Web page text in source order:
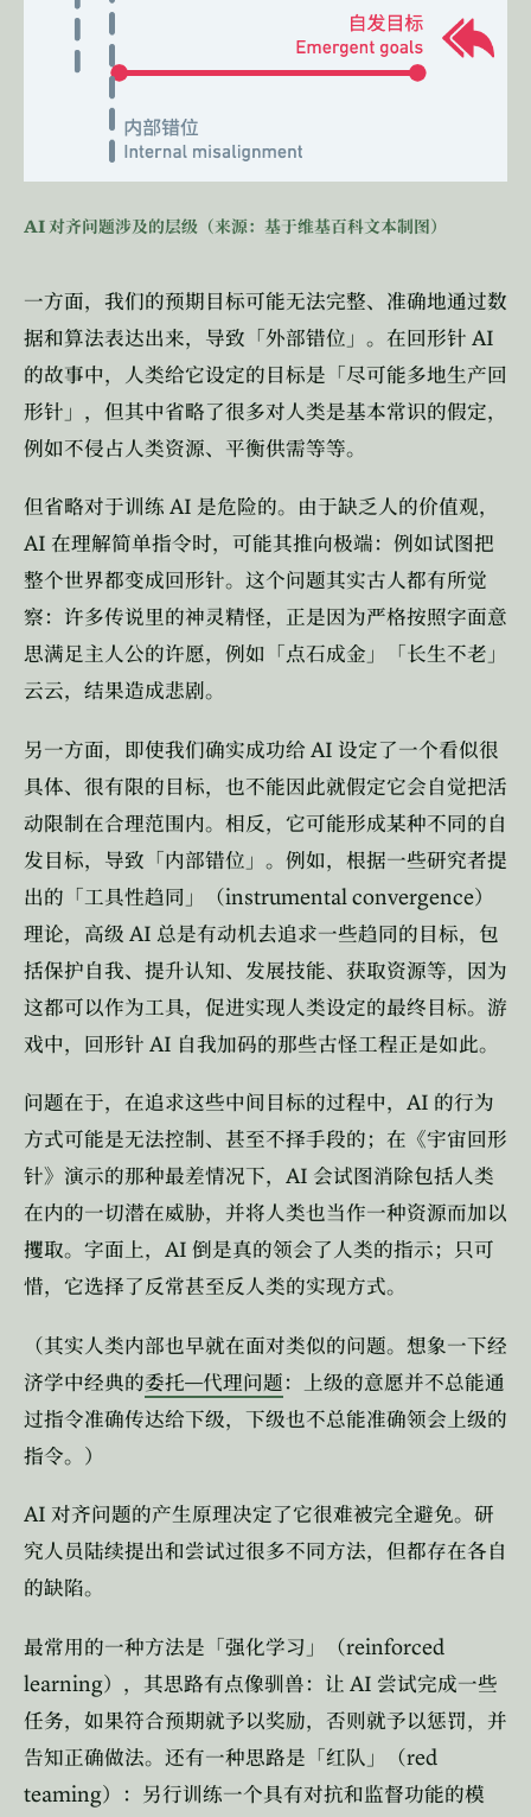
AI 对齐问题涉及的层级（来源：基于维基百科文本制图）
一方面，我们的预期目标可能无法完整、准确地通过数
据和算法表达出来，导致「外部错位」。在回形针 AI
的故事中，人类给它设定的目标是「尽可能多地生产回
形针」，但其中省略了很多对人类是基本常识的假定，
例如不侵占人类资源、平衡供需等等。
但省略对于训练 AI 是危险的。由于缺乏人的价值观，
AI 在理解简单指令时，可能其推向极端：例如试图把
整个世界都变成回形针。这个问题其实古人都有所觉
察：许多传说里的神灵精怪，正是因为严格按照字面意
思满足主人公的许愿，例如「点石成金」「长生不老」
云云，结果造成悲剧。
另一方面，即使我们确实成功给 AI 设定了一个看似很
具体、很有限的目标，也不能因此就假定它会自觉把活
动限制在合理范围内。相反，它可能形成某种不同的自
发目标，导致「内部错位」。例如，根据一些研究者提
出的「工具性趋同」（instrumental convergence）
理论，高级 AI 总是有动机去追求一些趋同的目标，包
括保护自我、提升认知、发展技能、获取资源等，因为
这都可以作为工具，促进实现人类设定的最终目标。游
戏中，回形针 AI 自我加码的那些古怪工程正是如此。
问题在于，在追求这些中间目标的过程中， AI 的行为
方式可能是无法控制、甚至不择手段的；在《宇宙回形
针》演示的那种最差情况下， AI 会试图消除包括人类
在内的一切潜在威胁，并将人类也当作一种资源而加以
攫取。字面上， AI 倒是真的领会了人类的指示；只可
惜，它选择了反常甚至反人类的实现方式。
（其实人类内部也早就在面对类似的问题。想象一下经
济学中经典的委托—代理问题：上级的意愿并不总能通
过指令准确传达给下级，下级也不总能准确领会上级的
指令。）
AI 对齐问题的产生原理决定了它很难被完全避免。研
究人员陆续提出和尝试过很多不同方法，但都存在各自
的缺陷。
最常用的一种方法是「强化学习」（reinforced
learning），其思路有点像驯兽：让 AI 尝试完成一些
任务，如果符合预期就予以奖励，否则就予以惩罚，并
告知正确做法。还有一种思路是「红队」（red
teaming）：另行训练一个具有对抗和监督功能的模